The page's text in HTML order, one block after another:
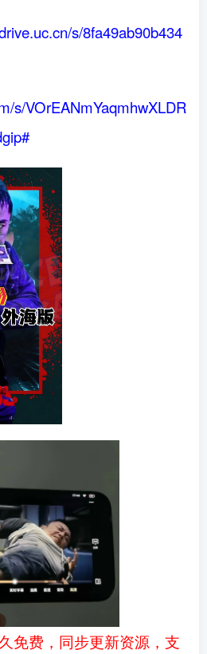
s/8fa49ab90b434
s/VOrEANmYaqmhwXLDR
免费，同步更新资源，支